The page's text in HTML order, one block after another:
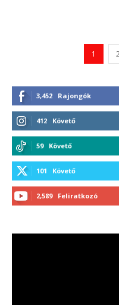
1
3,452 Rajongók
412 Követő
59 Követő
101 Követő
2,589 Feliratkozó